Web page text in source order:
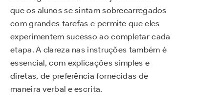
que os alunos se sintam sobrecarregados
com grandes tarefas e permite que eles
experimentem sucesso ao completar cada
etapa. A clareza nas instruções também é
essencial, com explicações simples e
diretas, de preferência fornecidas de
maneira verbal e escrita.